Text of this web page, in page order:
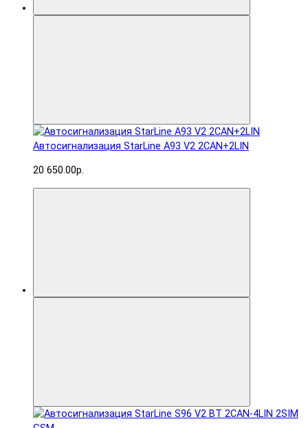
Автосигнализация StarLine A93 V2 2CAN+2LIN
20 650.00р.